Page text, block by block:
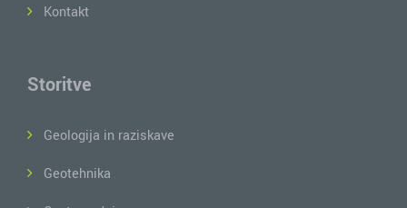
Kontakt
Storitve
Geologija in raziskave
Geotehnika